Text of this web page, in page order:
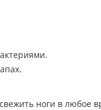
ноги в любое